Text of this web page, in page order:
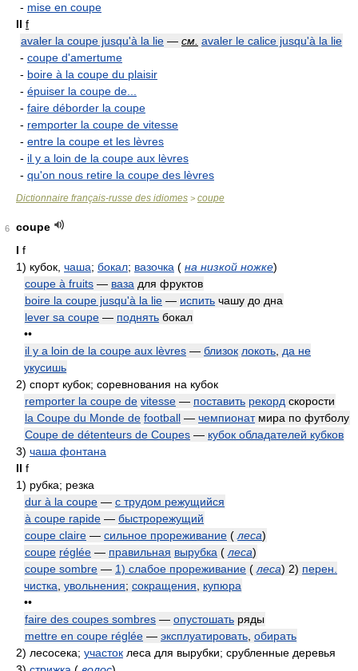
- mise en coupe
II f
avaler la coupe jusqu'à la lie — см. avaler le calice jusqu'à la lie
- coupe d'amertume
- boire à la coupe du plaisir
- épuiser la coupe de...
- faire déborder la coupe
- remporter la coupe de vitesse
- entre la coupe et les lèvres
- il y a loin de la coupe aux lèvres
- qu'on nous retire la coupe des lèvres
Dictionnaire français-russe des idiomes > coupe
6
coupe
I f
1) кубок, чаша; бокал; вазочка ( на низкой ножке)
coupe à fruits — ваза для фруктов
boire la coupe jusqu'à la lie — испить чашу до дна
lever sa coupe — поднять бокал
••
il y a loin de la coupe aux lèvres — близок локоть да не
укусишь
2) спорт кубок; соревнования на кубок
remporter la coupe de vitesse — поставить рекорд скорости
la Coupe du Monde de football — чемпионатмира по футболу
Coupe de détenteurs de Coupes — кубок обладателей кубков
3) чаша фонтана
II f
1) рубка; резка
dur à la coupe — с трудом режущийся
à coupe rapide — быстрорежущий
coupe claire — сильное прореживание ( леса)
coupe réglée — правильная вырубка ( леса)
coupe sombre — 1) слабое прореживание ( леса) 2) перен.
чистка увольнения; сокращения
купюра
••
faire des coupes sombres — опустошать ряды
mettre en coupe réglée — эксплуатировать обирать
2) лесосека; участок леса для вырубки; срубленные деревья